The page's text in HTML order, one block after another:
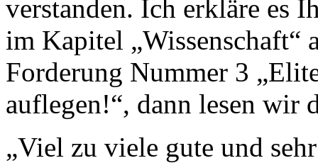
verstanden. Ich erkläre es
im Kapitel „Wissenschaft“
Forderung Nummer 3
auflegen!“, dann lesen wir
„Viel zu viele gute und